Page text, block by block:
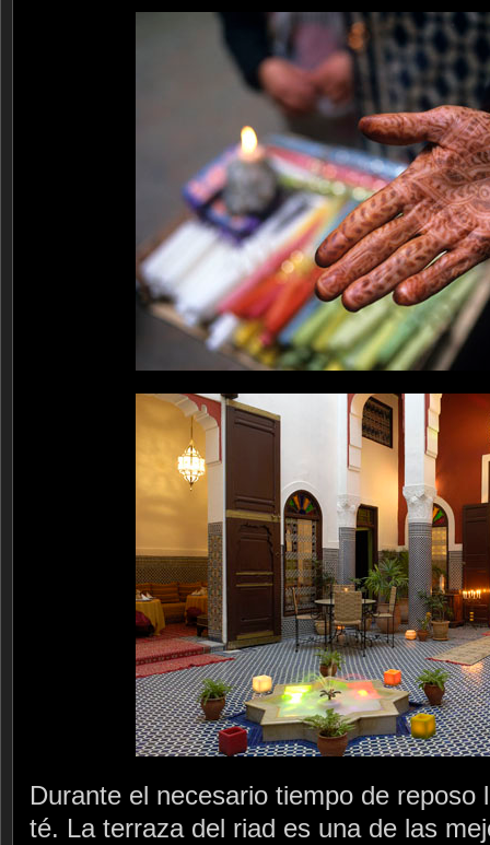
Durante el necesario tiempo de reposo
té. La terraza del riad es una de las